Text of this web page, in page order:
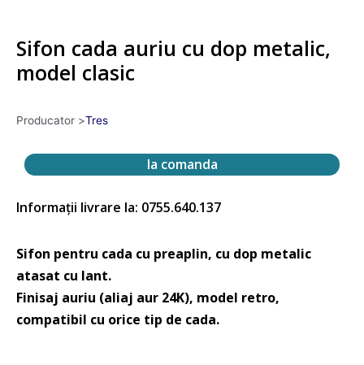
Sifon cada auriu cu dop metalic,
model clasic
Producator >Tres
la comanda
Informații livrare la: 0755.640.137
Sifon pentru cada cu preaplin, cu dop metalic
atasat cu lant.
Finisaj auriu (aliaj aur 24K), model retro,
compatibil cu orice tip de cada.